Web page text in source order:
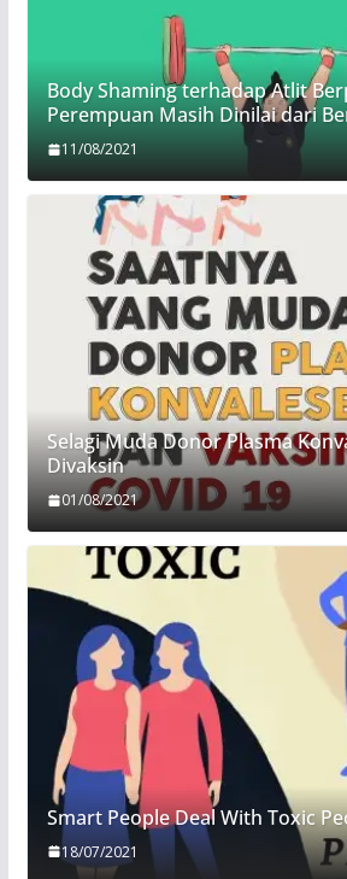
Body Shaming terhadap Atlit
Perempuan Masih Dinilai dari
11/08/2021
Selagi Muda Donor Plasma
Divaksin
01/08/2021
Smart People Deal With Toxic
18/07/2021